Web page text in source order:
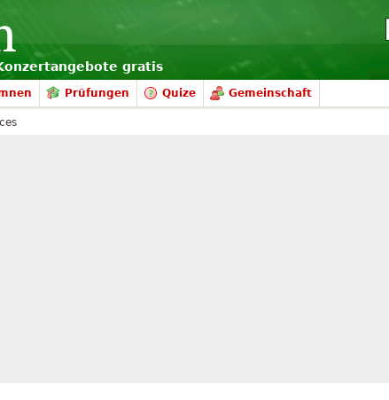
gratis
Prüfungen Quize Gemeinschaft